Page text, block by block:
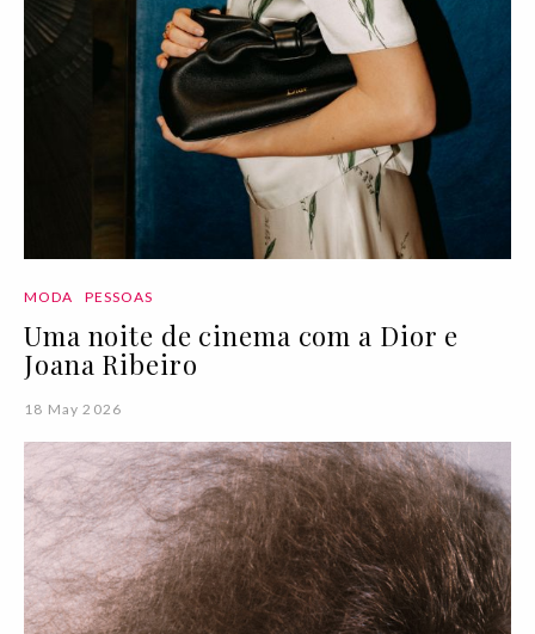
MODA PESSOAS
Uma noite de cinema com a Dior e
Joana Ribeiro
18 May 2026